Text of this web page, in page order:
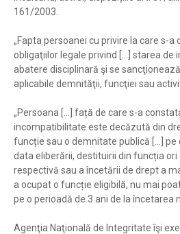
161/2003.
„Fapta persoanei cu privire la care s-
obligaţiilor legale privind […] starea de
abatere disciplinară şi se
aplicabile demnităţii, funcţiei sau
„Persoana […] față de care s-a
incompatibilitate este decăzută din
funcție sau o demnitate publică […] pe
data eliberării, destituirii din funcția
respectivă sau a încetării de drept a
a ocupat o funcție eligibilă, nu mai
pe o perioadă de 3 ani de la încetarea
Agenţia Naţională de Integritate îşi